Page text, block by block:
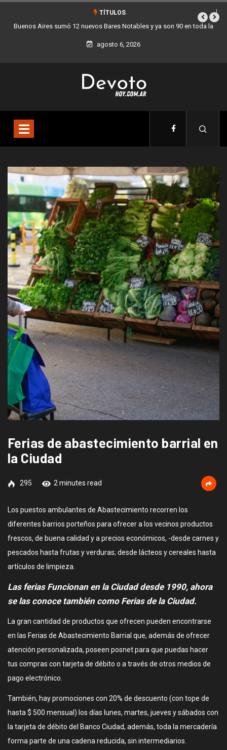
TÍTULOS
toda la Los stands móviles de la Ciudad llegan esta semana a Villa
agosto 6, 2026
Ferias de abastecimiento barrial en
la Ciudad
295 2 minutes read
Los puestos ambulantes de Abastecimiento recorren los
diferentes barrios porteños para ofrecer a los vecinos productos
frescos, de buena calidad y a precios económicos, -desde carnes y
pescados hasta frutas y verduras; desde lácteos y cereales hasta
artículos de limpieza.
Las ferias Funcionan en la Ciudad desde 1990, ahora
se las conoce también como Ferias de la Ciudad.
La gran cantidad de productos que ofrecen pueden encontrarse
en las Ferias de Abastecimiento Barrial que, además de ofrecer
atención personalizada, poseen posnet para que puedas hacer
tus compras con tarjeta de débito o a través de otros medios de
pago electrónico.
También, hay promociones con 20% de descuento (con tope de
hasta $ 500 mensual) los días lunes, martes, jueves y sábados con
la tarjeta de débito del Banco Ciudad, además, toda la mercadería
forma parte de una cadena reducida, sin intermediarios.